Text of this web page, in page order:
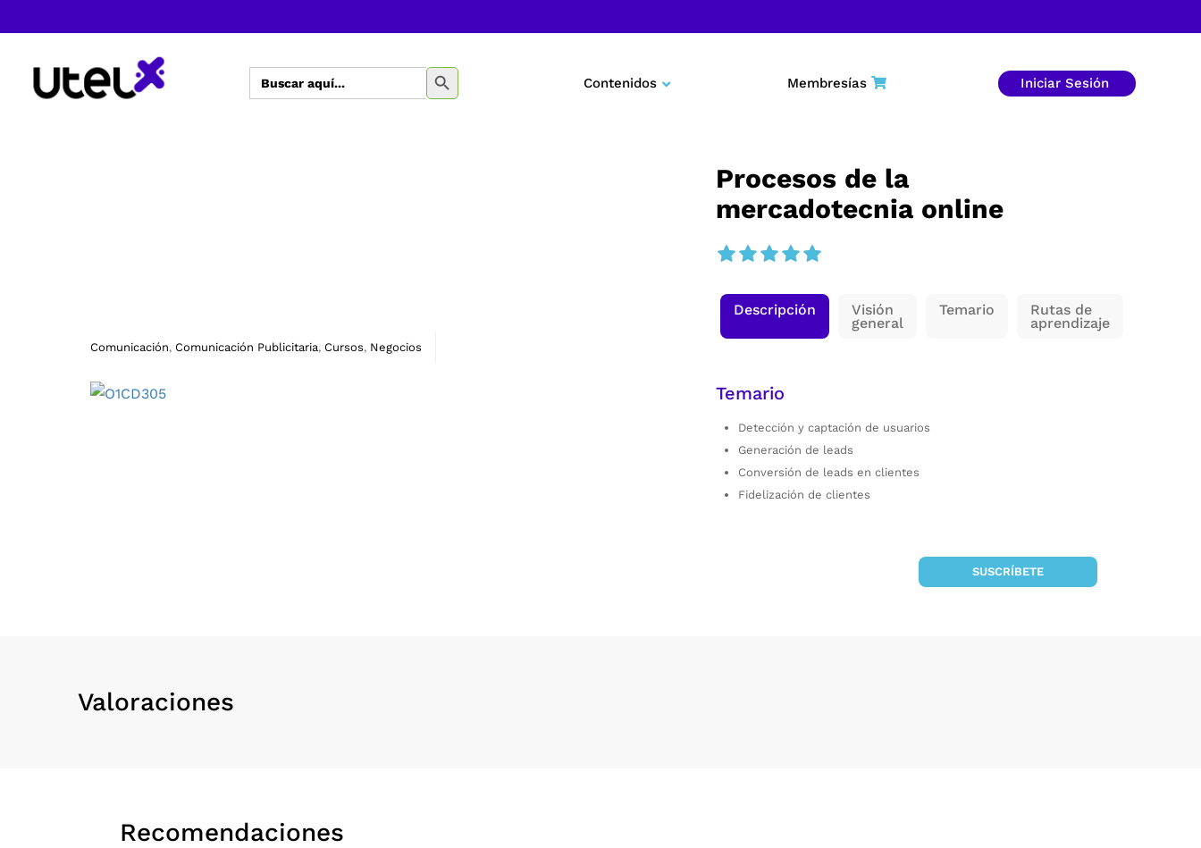
Buscar: BOTÓN DE BÚSQUEDA
Contenidos Membresías Iniciar Sesión
Comunicación, Comunicación Publicitaria, Cursos, Negocios
Procesos de la
mercadotecnia online
Descripción Visión
general
Temario Rutas de
aprendizaje
Temario
Detección y captación de usuarios
Generación de leads
Conversión de leads en clientes
Fidelización de clientes
SUSCRÍBETE
Valoraciones
Recomendaciones